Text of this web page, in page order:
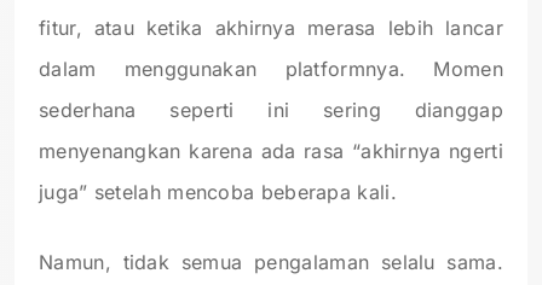
fitur, atau ketika akhirnya merasa lebih lancar
dalam menggunakan platformnya. Momen
sederhana seperti ini sering dianggap
menyenangkan karena ada rasa “akhirnya ngerti
juga” setelah mencoba beberapa kali.
Namun, tidak semua pengalaman selalu sama.